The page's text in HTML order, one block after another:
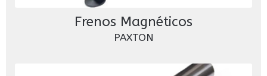
Frenos Magnéticos
PAXTON